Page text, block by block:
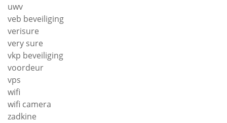
uwv
veb beveiliging
verisure
very sure
vkp beveiliging
voordeur
vps
wifi
wifi camera
zadkine